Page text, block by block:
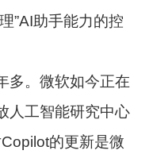
”AI助手能力的控
。微软如今正在
人工智能研究中心
的更新是微